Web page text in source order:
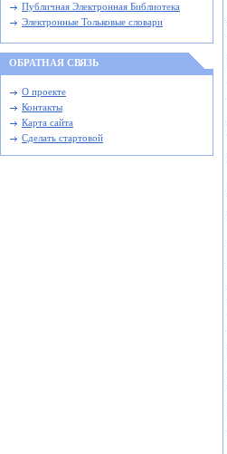
Публичная Электронная Библиотека
Электронные Тольковые словари
ОБРАТНАЯ СВЯЗЬ
О проекте
Контакты
Карта сайта
Сделать стартовой